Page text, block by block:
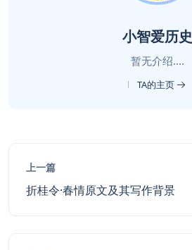
小智爱历史
暂无介绍....
TA的主页
上一篇
折桂令·春情原文及其写作背景